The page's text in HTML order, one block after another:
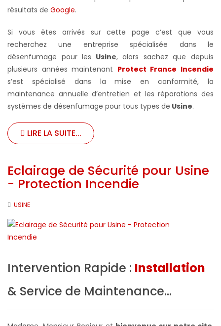
résultats de Google.
Si vous êtes arrivés sur cette page c’est que vous
recherchez une entreprise spécialisée dans le
désenfumage pour les Usine, alors sachez que depuis
plusieurs années maintenant Protect France Incendie
s’est spécialisé dans la mise en conformité, la
maintenance annuelle d’entretien et les réparations des
systèmes de désenfumage pour tous types de Usine.
LIRE LA SUITE...
Eclairage de Sécurité pour Usine
- Protection Incendie
USINE
Intervention Rapide : Installation
& Service de Maintenance...